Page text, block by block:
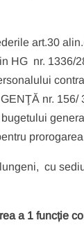
art.30
HG nr. 1336/
nr.
cu
a 1 funcție